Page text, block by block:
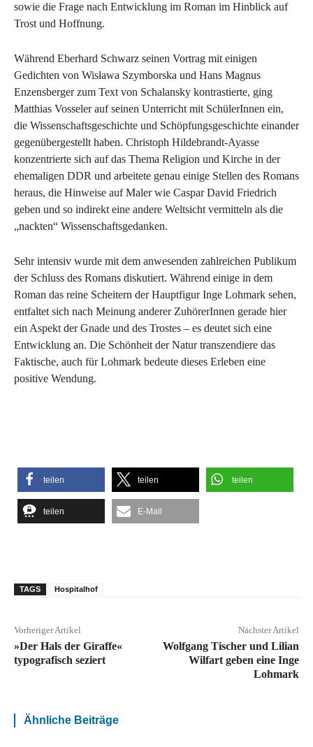
sowie die Frage nach Entwicklung im Roman im Hinblick auf
Trost und Hoffnung.
Während Eberhard Schwarz seinen Vortrag mit einigen
Gedichten von Wisława Szymborska und Hans Magnus
Enzensberger zum Text von Schalansky kontrastierte, ging
Matthias Vosseler auf seinen Unterricht mit SchülerInnen ein,
die Wissenschaftsgeschichte und Schöpfungsgeschichte einander
gegenübergestellt haben. Christoph Hildebrandt-Ayasse
konzentrierte sich auf das Thema Religion und Kirche in der
ehemaligen DDR und arbeitete genau einige Stellen des Romans
heraus, die Hinweise auf Maler wie Caspar David Friedrich
geben und so indirekt eine andere Weltsicht vermitteln als die
„nackten“ Wissenschaftsgedanken.
Sehr intensiv wurde mit dem anwesenden zahlreichen Publikum
der Schluss des Romans diskutiert. Während einige in dem
Roman das reine Scheitern der Hauptfigur Inge Lohmark sehen,
entfaltet sich nach Meinung anderer ZuhörerInnen gerade hier
ein Aspekt der Gnade und des Trostes – es deutet sich eine
Entwicklung an. Die Schönheit der Natur transzendiere das
Faktische, auch für Lohmark bedeute dieses Erleben eine
positive Wendung.
teilen teilen teilen
teilen E-Mail
TAGS Hospitalhof
Vorheriger Artikel
»Der Hals der Giraffe«
typografisch seziert
Nächster Artikel
Wolfgang Tischer und Lilian
Wilfart geben eine Inge
Lohmark
Ähnliche Beiträge